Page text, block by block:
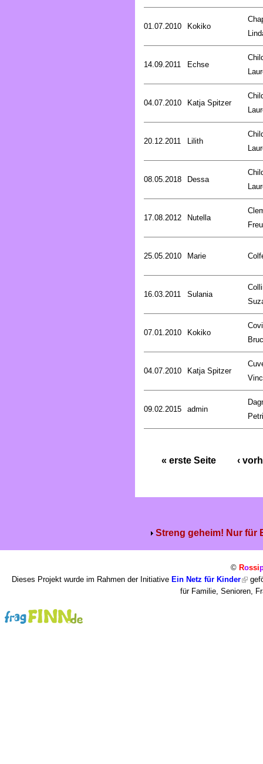
01.07.2010 Kokiko
14.09.2011 Echse
04.07.2010 Katja Spitzer
20.12.2011 Lilith
08.05.2018 Dessa
17.08.2012 Nutella
25.05.2010 Marie
16.03.2011 Sulania
07.01.2010 Kokiko
04.07.2010 Katja Spitzer
09.02.2015 admin
« erste Seite ‹
Streng geheim! Nur für
© Rossi
Dieses Projekt wurde im Rahmen der Initiative Ein Netz für Kinder
für Familie, Senioren,